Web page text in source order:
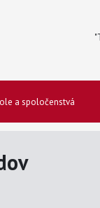
a spoločenstvá